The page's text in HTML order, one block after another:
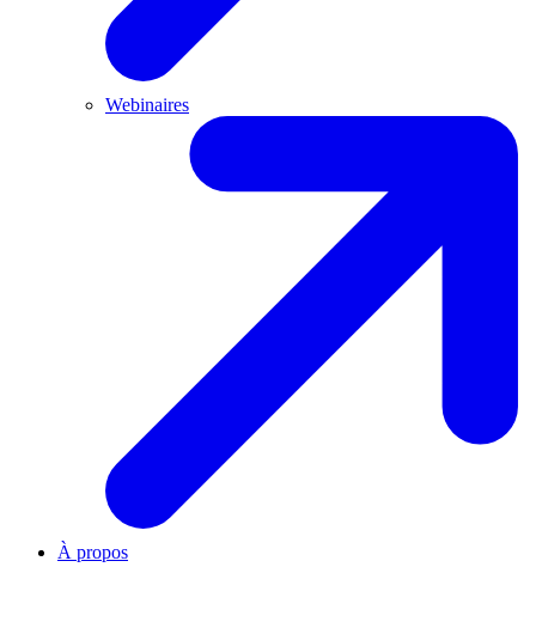
Webinaires
À propos